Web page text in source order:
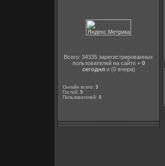
Всего: 34335 зарегистрированных
пользователей на сайте + 0
сегодняи (0 вчера)
Онлайн всего: 5
Гостей: 5
Пользователей: 0